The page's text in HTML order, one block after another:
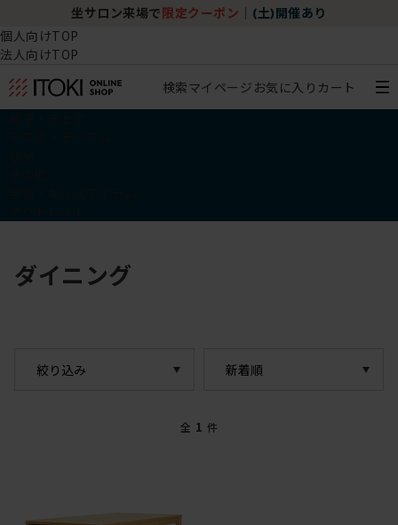
坐サロン来場で 限定クーポン (土)開催あり
個人向けTOP
法人向けTOP
検索マイページ お気に入り カート
ダイニング
絞り込み
全 1 件